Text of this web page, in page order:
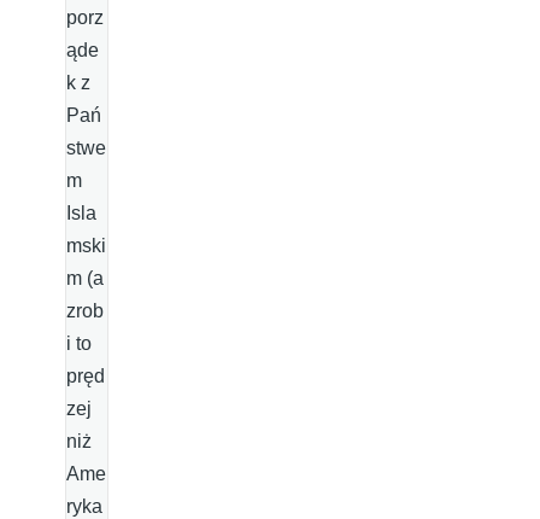
porz
ąde
k z
Pań
stwe
m
Isla
mski
m (a
zrob
i to
pręd
zej
niż
Ame
ryka